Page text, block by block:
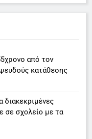
Οδηγός
τιμόνι και έχασε
από τον
κατάθεσης
σε σχολείο με τα
Στάθης στο
ΕΡΤ
Σία Κοσιώνη- Η
του σταθμού